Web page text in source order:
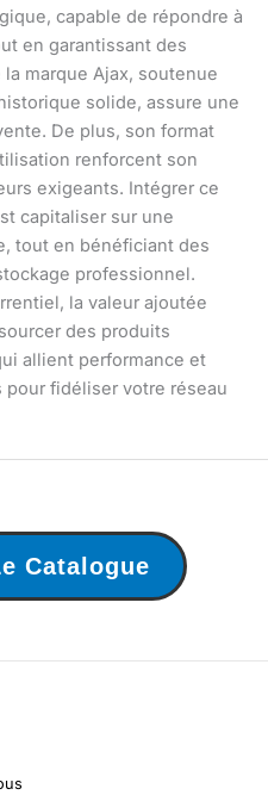
capable de répondre à
en garantissant des
marque Ajax, soutenue
solide, assure une
De plus, son format
renforcent son
exigeants. Intégrer ce
capitaliser sur une
tout en bénéficiant des
professionnel.
la valeur ajoutée
des produits
allient performance et
fidéliser votre réseau
Catalogue